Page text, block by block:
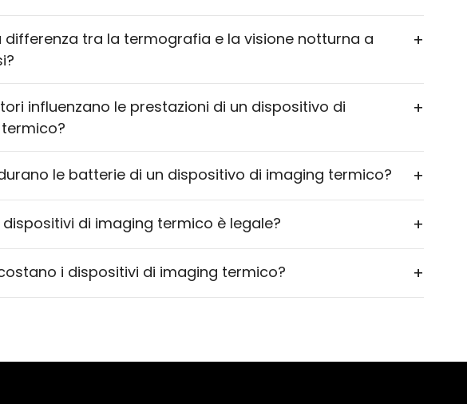
differenza tra la termografia e la visione notturna a
+
influenzano le prestazioni di un dispositivo di
+
le batterie di un dispositivo di imaging termico? +
dispositivi di imaging termico è legale? +
i dispositivi di imaging termico? +